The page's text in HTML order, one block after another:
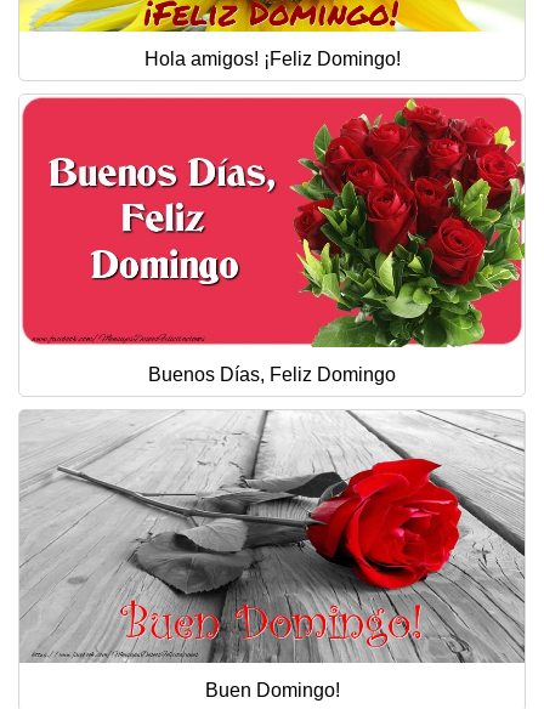
Hola amigos! ¡Feliz Domingo!
Buenos Días, Feliz Domingo
Buen Domingo!